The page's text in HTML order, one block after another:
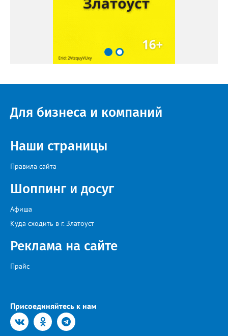
Для бизнеса и компаний
Наши страницы
Правила сайта
Шоппинг и досуг
Афиша
Куда сходить в г. Златоуст
Реклама на сайте
Прайс
Присоединяйтесь к нам